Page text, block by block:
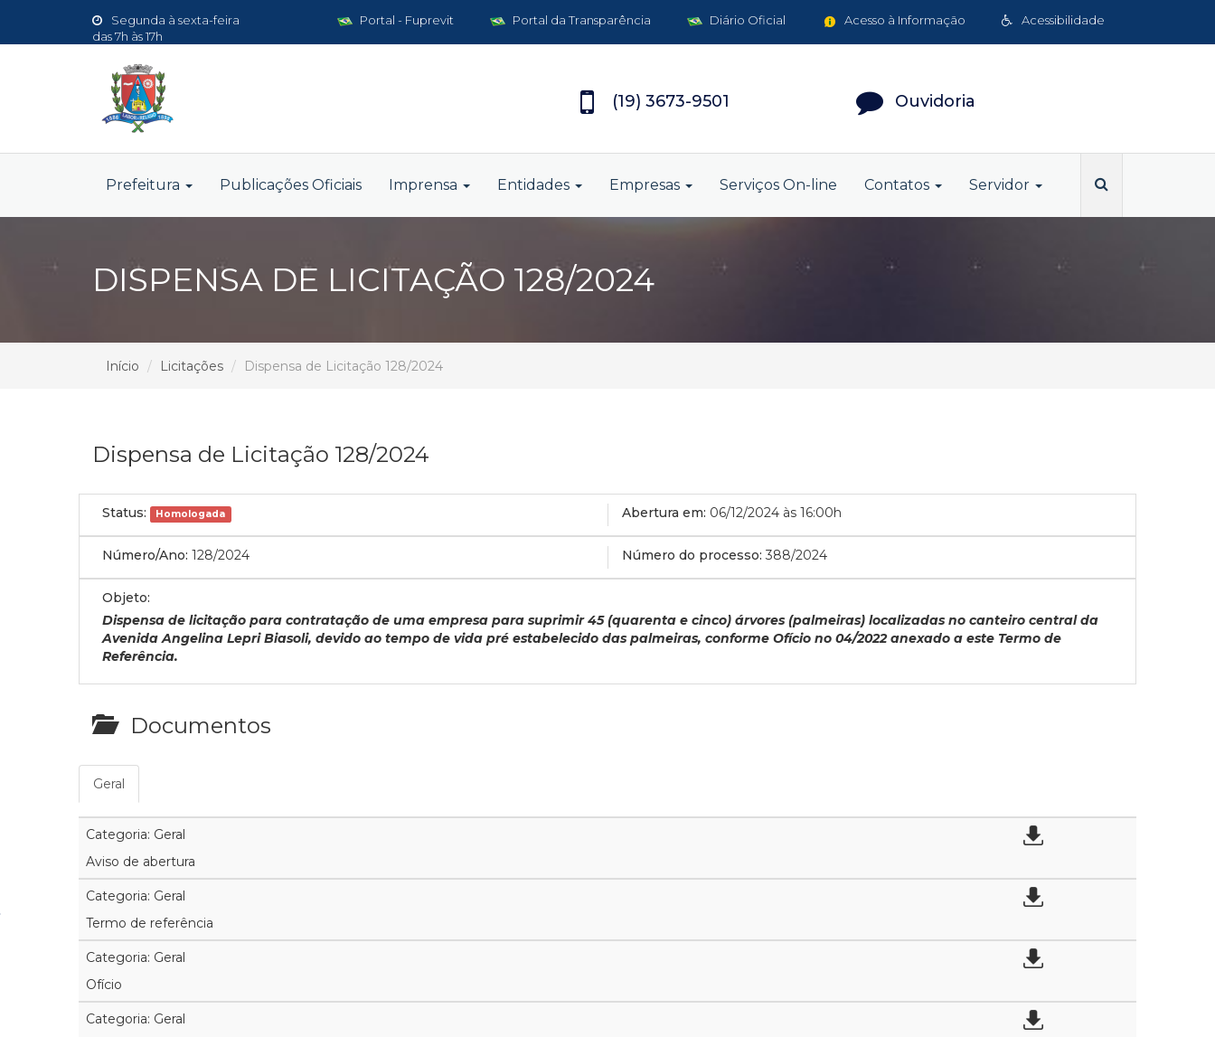
Segunda à sexta-feira
das 7h às 17h
Acessibilidade
Acesso à Informação
Diário Oficial
Portal da Transparência
Portal - Fuprevit
(19) 3673-9501 Ouvidoria
Prefeitura Publicações Oficiais Imprensa Entidades Empresas Serviços On-line Contatos Servidor
DISPENSA DE LICITAÇÃO 128/2024
Início Licitações Dispensa de Licitação 128/2024
Dispensa de Licitação 128/2024
Status: Homologada Abertura em: 06/12/2024 às 16:00h
Número/Ano: 128/2024 Número do processo: 388/2024
Objeto:
Dispensa de licitação para contratação de uma empresa para suprimir 45 (quarenta e cinco) árvores (palmeiras) localizadas no canteiro central da
Avenida Angelina Lepri Biasoli, devido ao tempo de vida pré estabelecido das palmeiras, conforme Ofício no 04/2022 anexado a este Termo de
Referência.
Documentos
Geral
Categoria: Geral
Aviso de abertura
Categoria: Geral
Termo de referência
Categoria: Geral
Ofício
Categoria: Geral